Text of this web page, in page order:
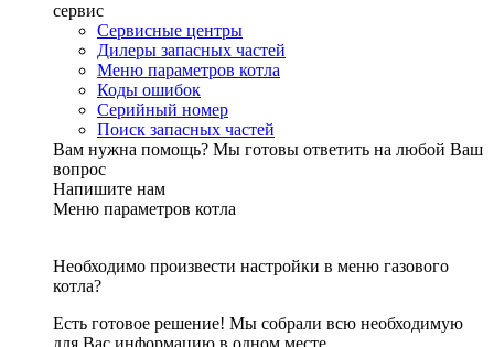
сервис
Сервисные центры
Дилеры запасных частей
Меню параметров котла
Коды ошибок
Серийный номер
Поиск запасных частей
Вам нужна помощь? Мы готовы ответить на любой Ваш
вопрос
Напишите нам
Меню параметров котла
Необходимо произвести настройки в меню газового
котла?
Есть готовое решение! Мы собрали всю необходимую
для Вас информацию в одном месте